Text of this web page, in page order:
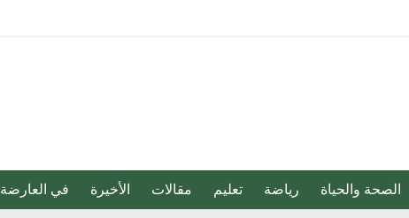
الصحة والحياة رياضة تعليم مقالات الأخيرة في العارضة